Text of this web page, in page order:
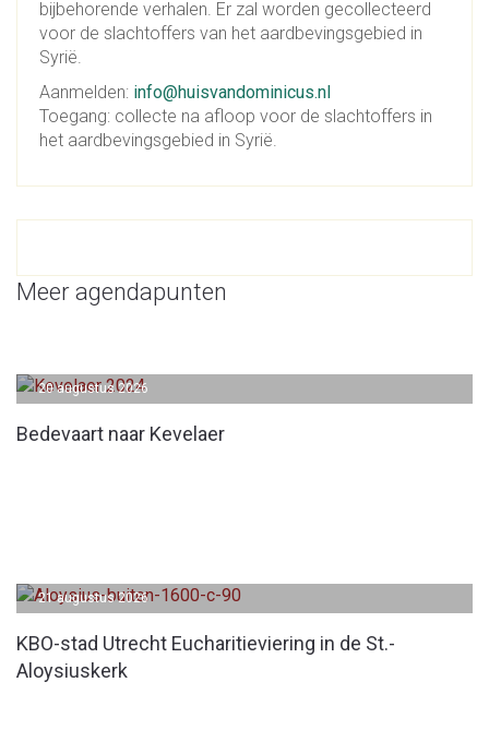
bijbehorende verhalen. Er zal worden gecollecteerd
voor de slachtoffers van het aardbevingsgebied in
Syrië.
Aanmelden: info@huisvandominicus.nl
Toegang: collecte na afloop voor de slachtoffers in
het aardbevingsgebied in Syrië.
Meer agendapunten
Bedevaart naar Kevelaer
20 augustus 2026
KBO-stad Utrecht Eucharitieviering in de St.-
Aloysiuskerk
21 augustus 2026